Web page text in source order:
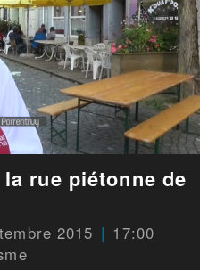
rue piétonne de
2015
17:00